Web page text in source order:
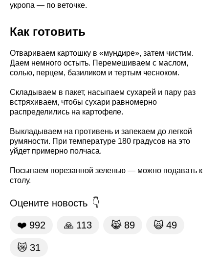
укропа — по веточке.
Как готовить
Отвариваем картошку в «мундире», затем чистим.
Даем немного остыть. Перемешиваем с маслом,
солью, перцем, базиликом и тертым чесноком.
Складываем в пакет, насыпаем сухарей и пару раз
встряхиваем, чтобы сухари равномерно
распределились на картофеле.
Выкладываем на противень и запекаем до легкой
румяности. При температуре 180 градусов на это
уйдет примерно полчаса.
Посыпаем порезанной зеленью — можно подавать к
столу.
Оцените новость
❤️ 992 🙏 113 😹 89 🙀 49
😿 31